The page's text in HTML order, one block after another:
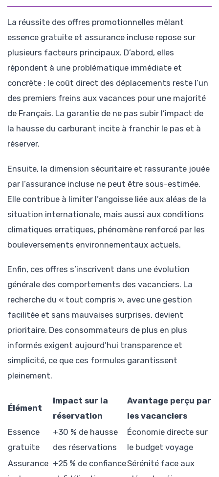
La réussite des offres promotionnelles mêlant
essence gratuite et assurance incluse repose sur
plusieurs facteurs principaux. D’abord, elles
répondent à une problématique immédiate et
concrète : le coût direct des déplacements reste l’un
des premiers freins aux vacances pour une majorité
de Français. La garantie de ne pas subir l’impact de
la hausse du carburant incite à franchir le pas et à
réserver.
Ensuite, la dimension sécuritaire et rassurante jouée
par l’assurance incluse ne peut être sous-estimée.
Elle contribue à limiter l’angoisse liée aux aléas de la
situation internationale, mais aussi aux conditions
climatiques erratiques, phénomène renforcé par les
bouleversements environnementaux actuels.
Enfin, ces offres s’inscrivent dans une évolution
générale des comportements des vacanciers. La
recherche du « tout compris », avec une gestion
facilitée et sans mauvaises surprises, devient
prioritaire. Des consommateurs de plus en plus
informés exigent aujourd’hui transparence et
simplicité, ce que ces formules garantissent
pleinement.
Élément
Impact sur la
réservation
Avantage perçu par
les vacanciers
Essence
gratuite
+30 % de hausse
des réservations
Économie directe sur
le budget voyage
Assurance +25 % de confianceSérénité face aux